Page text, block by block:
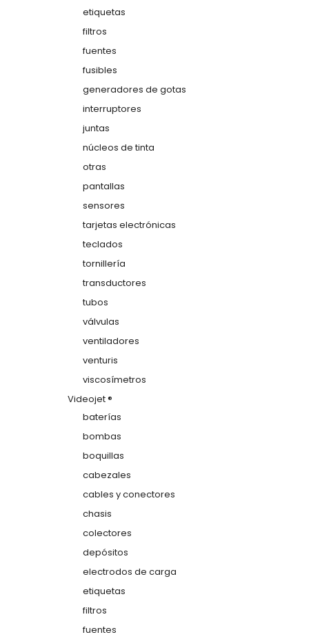
etiquetas
filtros
fuentes
fusibles
generadores de gotas
interruptores
juntas
núcleos de tinta
otras
pantallas
sensores
tarjetas electrónicas
teclados
tornillería
transductores
tubos
válvulas
ventiladores
venturis
viscosímetros
Videojet ®
baterías
bombas
boquillas
cabezales
cables y conectores
chasis
colectores
depósitos
electrodos de carga
etiquetas
filtros
fuentes